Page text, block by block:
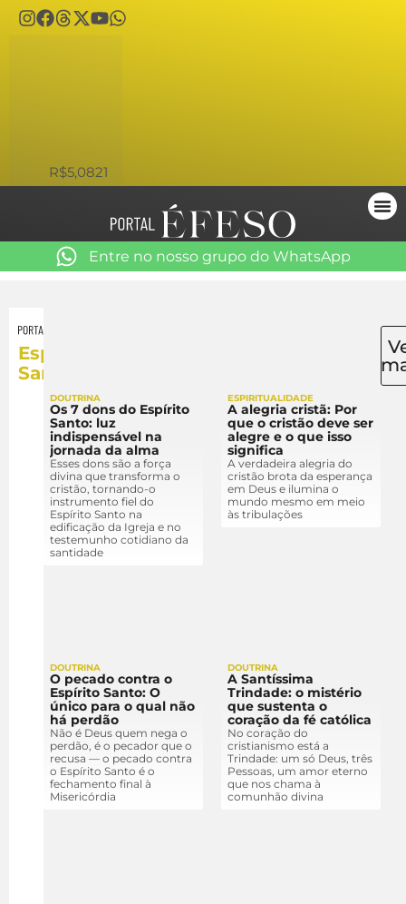
R$5,0821
Entre no nosso grupo do WhatsApp
Espírito
Santo
DOUTRINA
Os 7 dons do Espírito
Santo: luz
indispensável na
jornada da alma
Esses dons são a força
divina que transforma o
cristão, tornando-o
instrumento fiel do
Espírito Santo na
edificação da Igreja e no
testemunho cotidiano da
santidade
ESPIRITUALIDADE
A alegria cristã: Por
que o cristão deve ser
alegre e o que isso
significa
A verdadeira alegria do
cristão brota da esperança
em Deus e ilumina o
mundo mesmo em meio
às tribulações
DOUTRINA
O pecado contra o
Espírito Santo: O
único para o qual não
há perdão
Não é Deus quem nega o
perdão, é o pecador que o
recusa — o pecado contra
o Espírito Santo é o
fechamento final à
Misericórdia
DOUTRINA
A Santíssima
Trindade: o mistério
que sustenta o
coração da fé católica
No coração do
cristianismo está a
Trindade: um só Deus, três
Pessoas, um amor eterno
que nos chama à
comunhão divina